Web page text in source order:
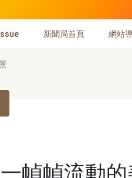
新聞局首頁 網站
幀幀流動的